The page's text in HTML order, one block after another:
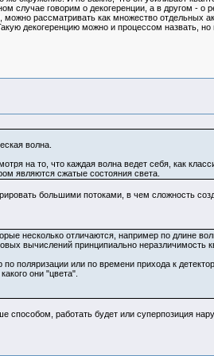
случае говорим о декогеренции, а в другом - о
рассматривать как множество отдельных
декогеренцию можно и процессом назвать,
волна.
на то, что каждая волна ведет себя, как
являются сжатые состояния света.
большими потоками, в чем сложность
несколько отличаются, например по длине
вычислений принципиально неразличимость
поляризации или по времени прихода к
они "цвета".
работать будет или суперпозиция